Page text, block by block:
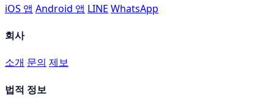
iOS 앱 Android 앱 LINE WhatsApp
회사
소개 문의 제보
법적 정보